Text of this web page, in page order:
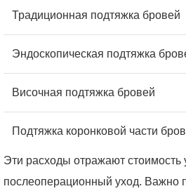
Традиционная подтяжка бровей
Эндоскопическая подтяжка
Височная подтяжка бровей
Подтяжка коронковой части
Эти расходы отражают стоимость
послеоперационный уход. Важно